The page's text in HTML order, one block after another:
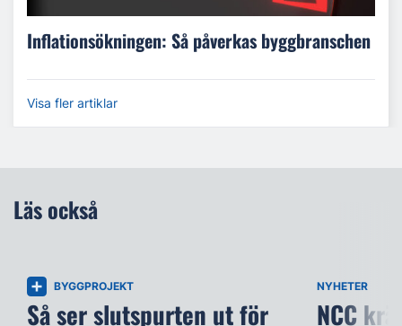
Inflationsökningen: Så påverkas byggbranschen
Visa fler artiklar
Läs också
BYGGPROJEKT
Så ser slutspurten ut för
NYHETER
NCC